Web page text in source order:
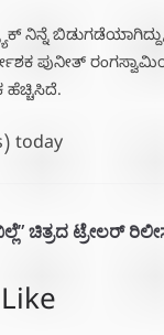
ನಿನ್ನೆ
ಪುನೀತ್
today
ಚಿತ್ರದ ಟ್ರೇಲರ್